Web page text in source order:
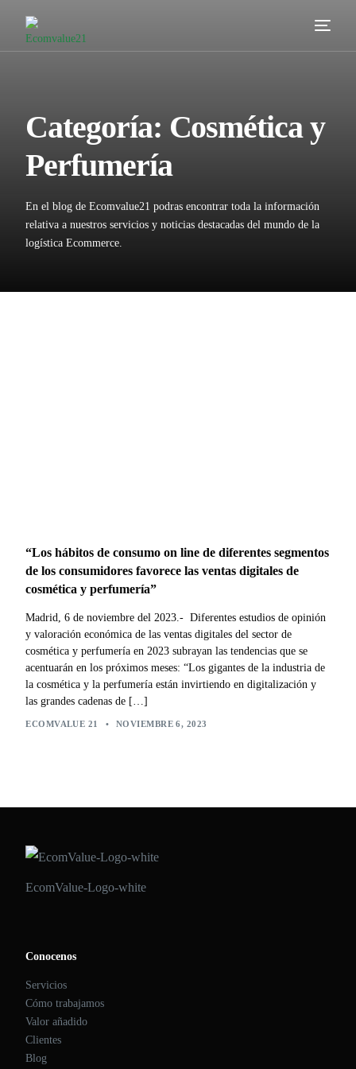
Categoría: Cosmética y
Perfumería
En el blog de Ecomvalue21 podras encontrar toda la información
relativa a nuestros servicios y noticias destacadas del mundo de la
logística Ecommerce.
“Los hábitos de consumo on line de diferentes segmentos
de los consumidores favorece las ventas digitales de
cosmética y perfumería”
Madrid, 6 de noviembre del 2023.- Diferentes estudios de opinión
y valoración económica de las ventas digitales del sector de
cosmética y perfumería en 2023 subrayan las tendencias que se
acentuarán en los próximos meses: “Los gigantes de la industria de
la cosmética y la perfumería están invirtiendo en digitalización y
las grandes cadenas de […]
ECOMVALUE 21 • NOVIEMBRE 6, 2023
EcomValue-Logo-white
Conocenos
Servicios
Cómo trabajamos
Valor añadido
Clientes
Blog
Valor añadido
Blog